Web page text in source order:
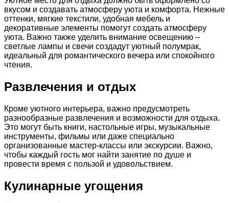
вкусом и создавать атмосферу уюта и комфорта. Нежные
оттенки, мягкие текстили, удобная мебель и
декоративные элементы помогут создать атмосферу
уюта. Важно также уделить внимание освещению –
светлые лампы и свечи создадут уютный полумрак,
идеальный для романтического вечера или спокойного
чтения.
Развлечения и отдых
Кроме уютного интерьера, важно предусмотреть
разнообразные развлечения и возможности для отдыха.
Это могут быть книги, настольные игры, музыкальные
инструменты, фильмы или даже специально
организованные мастер-классы или экскурсии. Важно,
чтобы каждый гость мог найти занятие по душе и
провести время с пользой и удовольствием.
Кулинарные угощения